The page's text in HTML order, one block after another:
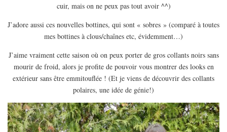
MEXIQUE
EUROPE
ESPAGNE
FRANCE
GRÈCE
ITALIE
PAYS BAS
cuir, mais on ne peux pas tout avoir ^^)
J’adore aussi ces nouvelles bottines, qui sont « sobres » (comparé à toutes
mes bottines à clous/chaînes etc, évidemment…)
J’aime vraiment cette saison où on peux porter de gros collants noirs sans
mourir de froid, alors je profite de pouvoir vous montrer des looks en
extérieur sans être emmitouflée ! (Et je viens de découvrir des collants
polaires, une idée de génie!)